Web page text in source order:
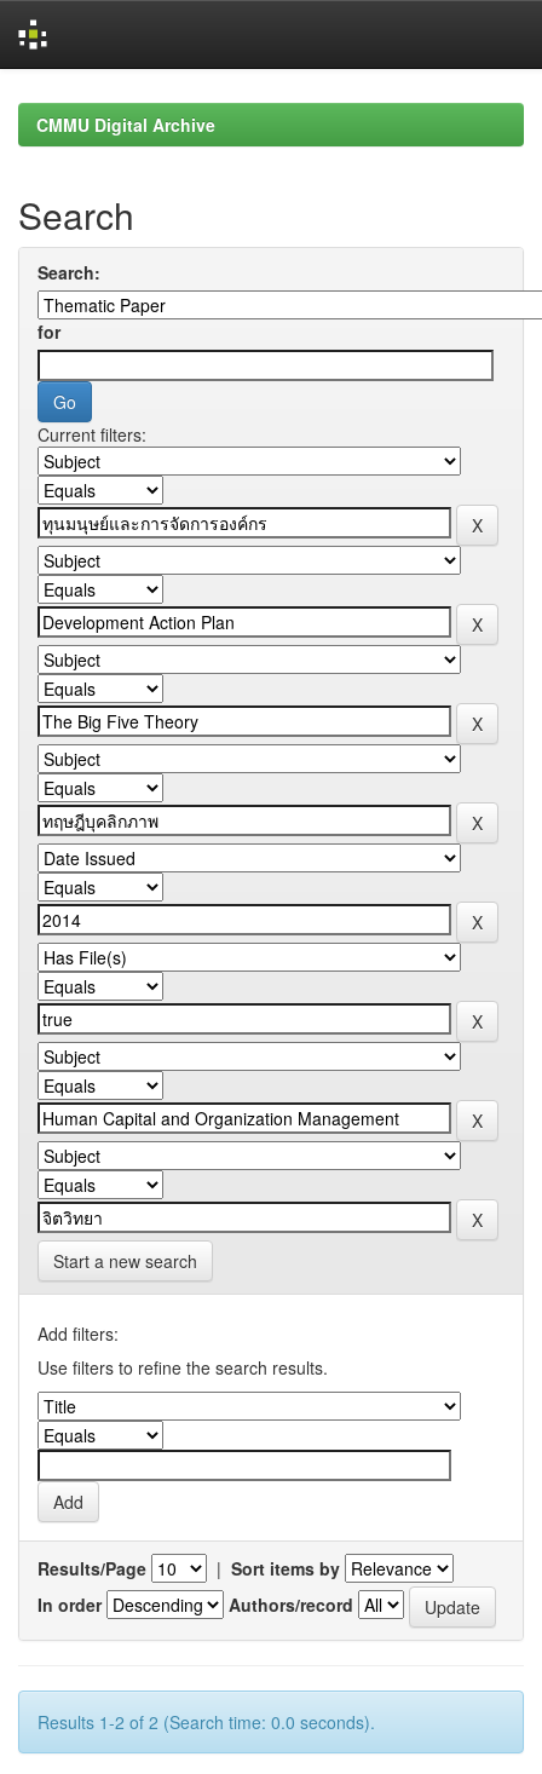
navigationCMMU Digital Archive
Search
Search:
for
Current filters:
Start a new search
Add filters:
Use filters to refine the search results.
Results/Page | Sort items by
In order
Authors/record
Results 1-2 of 2 (Search time: 0.0 seconds).